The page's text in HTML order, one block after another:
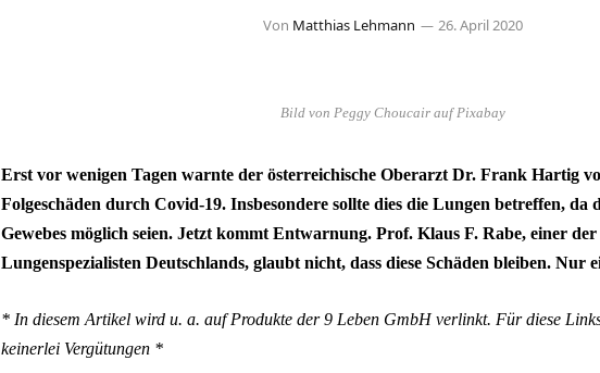
Von Matthias Lehmann 26. April 2020
Bild von Peggy Choucair auf Pixabay
Erst vor wenigen Tagen warnte der österreichische Oberarzt Dr. Frank Hartig
Folgeschäden durch Covid-19. Insbesondere sollte dies die Lungen betreffen, da
Gewebes möglich seien. Jetzt kommt Entwarnung. Prof. Klaus F. Rabe, einer
Lungenspezialisten Deutschlands, glaubt nicht, dass diese Schäden bleiben. Nur
* In diesem Artikel wird u. a. auf Produkte der 9 Leben GmbH verlinkt. Für diese
keinerlei Vergütungen *